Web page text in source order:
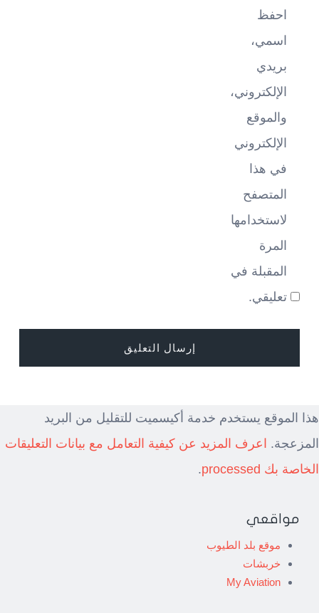
احفظ
اسمي،
بريدي
الإلكتروني،
والموقع
الإلكتروني
في هذا
المتصفح
لاستخدامها
المرة
المقبلة في
تعليقي.
هذا الموقع يستخدم خدمة أكيسميت للتقليل من البريد
المزعجة.
اعرف المزيد عن كيفية التعامل مع بيانات التعليقات
الخاصة بك processed
.
مواقعي
موقع بلد الطيوب
خربشات
My Aviation